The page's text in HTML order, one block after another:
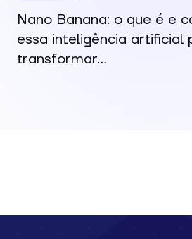
Nano Banana: o que é e
essa inteligência artificial
transformar...